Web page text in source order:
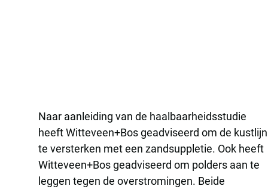
Naar aanleiding van de haalbaarheidsstudie
heeft Witteveen+Bos geadviseerd om de kustlijn
te versterken met een zandsuppletie. Ook heeft
Witteveen+Bos geadviseerd om polders aan te
leggen tegen de overstromingen. Beide